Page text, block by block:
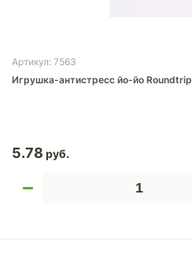
Артикул: 7563
Игрушка-антистресс йо-йо Roundtrip
5.78